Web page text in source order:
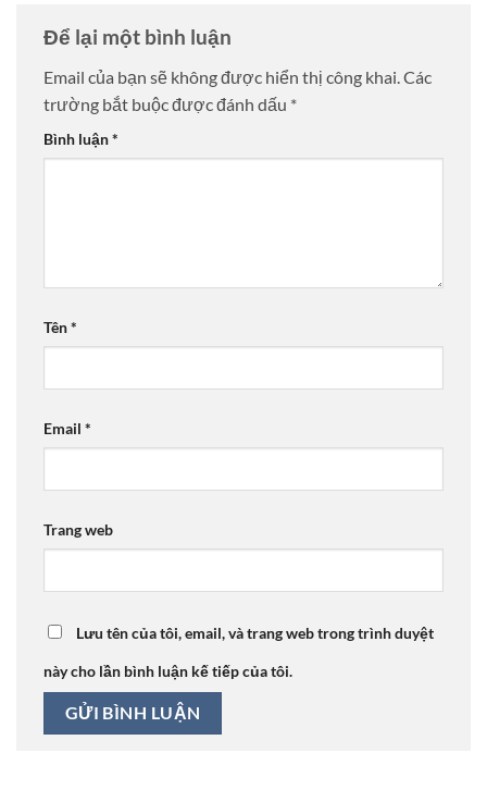
Để lại một bình luận
Email của bạn sẽ không được hiển thị công khai.Các
trường bắt buộc được đánh dấu *
Bình luận*
Tên*
Email *
Trang web
Lưu tên của tôi, email, và trang web trong trình duyệt
này cho lần bình luận kế tiếp của tôi.